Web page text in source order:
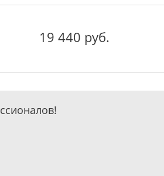
19 440 руб.